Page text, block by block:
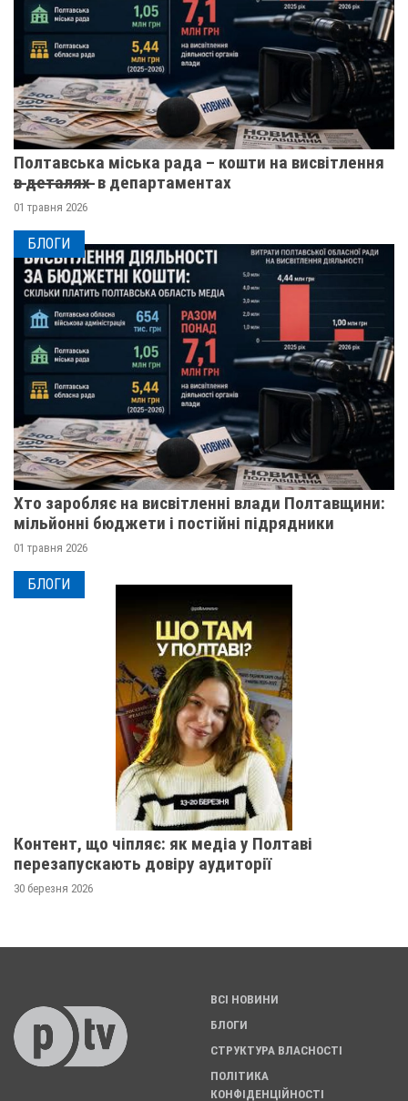
Полтавська міська рада – кошти на висвітлення
в̶ ̶д̶е̶т̶а̶л̶я̶х̶ ̶ в департаментах
01 травня 2026
БЛОГИ
Хто заробляє на висвітленні влади Полтавщини:
мільйонні бюджети і постійні підрядники
01 травня 2026
БЛОГИ
Контент, що чіпляє: як медіа у Полтаві
перезапускають довіру аудиторії
30 березня 2026
ВСІ НОВИНИ
БЛОГИ
СТРУКТУРА ВЛАСНОСТІ
ПОЛІТИКА
КОНФІДЕНЦІЙНОСТІ